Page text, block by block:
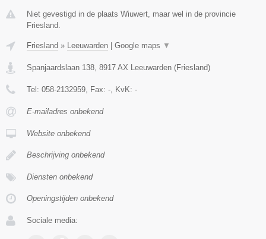
Niet gevestigd in de plaats Wiuwert, maar wel in de provincie
Friesland.
Friesland » Leeuwarden Google maps ▼
Spanjaardslaan 138 8917 AX Leeuwarden (Friesland)
Tel: 058-2132959 , Fax: - , KvK: -
E-mailadres onbekend
Website onbekend
Beschrijving onbekend
Diensten onbekend
Openingstijden onbekend
Sociale media: